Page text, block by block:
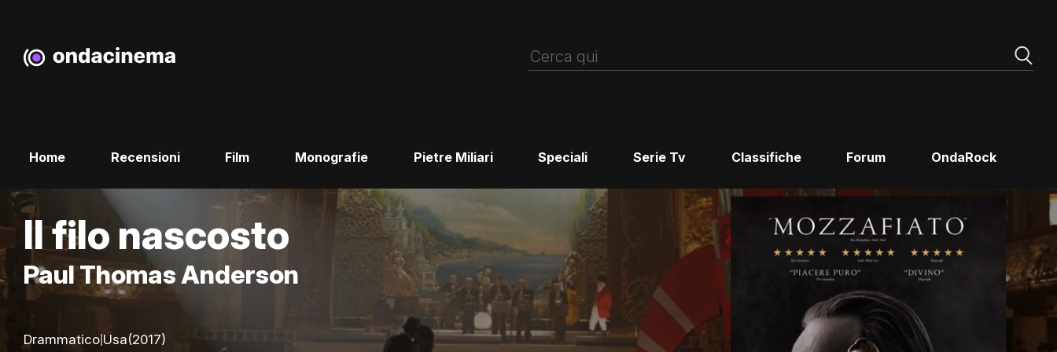
Home Recensioni Film Monografie Pietre Miliari Speciali Serie Tv Classifiche Forum OndaRock
Il filo nascosto
Paul Thomas Anderson
Drammatico|Usa(2017)